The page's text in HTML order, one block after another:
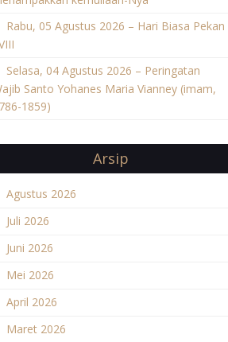
Rabu, 05 Agustus 2026 – Hari Biasa Pekan
Selasa, 04 Agustus 2026 – Peringatan
Santo Yohanes Maria Vianney (imam,
1859)
Arsip
Agustus 2026
Juli 2026
Juni 2026
Mei 2026
April 2026
Maret 2026